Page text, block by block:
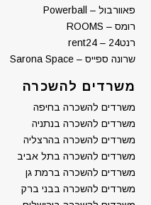
פאוורבול – Powerball
רומס – ROOMS
רנט24 – rent24
שרונה ספייס – Sarona Space
משרדים להשכרה
משרדים להשכרה בחיפה
משרדים להשכרה בנתניה
משרדים להשכרה בהרצליה
משרדים להשכרה בתל אביב
משרדים להשכרה ברמת גן
משרדים להשכרה בבני ברק